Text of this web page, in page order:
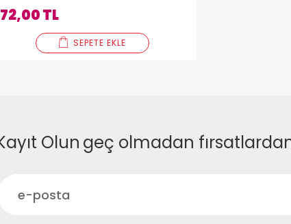
72,00 TL
SEPETE EKLE
Olun geç olmadan